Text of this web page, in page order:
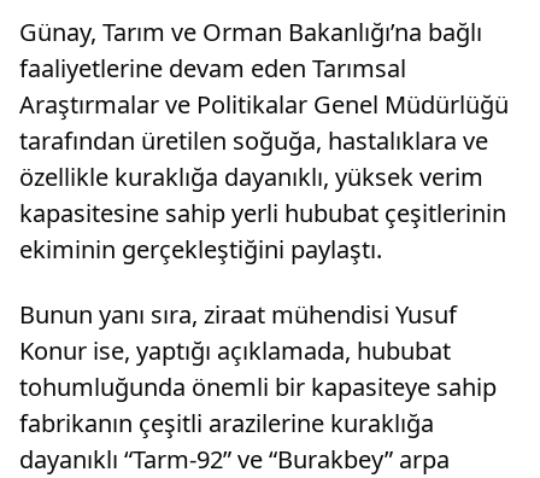
Günay, Tarım ve Orman Bakanlığı’na bağlı
faaliyetlerine devam eden Tarımsal
Araştırmalar ve Politikalar Genel Müdürlüğü
tarafından üretilen soğuğa, hastalıklara ve
özellikle kuraklığa dayanıklı, yüksek verim
kapasitesine sahip yerli hububat çeşitlerinin
ekiminin gerçekleştiğini paylaştı.
Bunun yanı sıra, ziraat mühendisi Yusuf
Konur ise, yaptığı açıklamada, hububat
tohumluğunda önemli bir kapasiteye sahip
fabrikanın çeşitli arazilerine kuraklığa
dayanıklı “Tarm-92” ve “Burakbey” arpa